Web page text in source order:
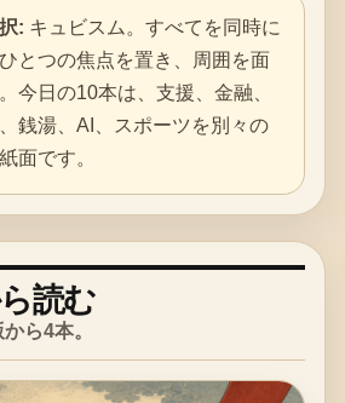
: キュビスム。すべてを同時に
とつの焦点を置き、周囲を面
今日の10本は、支援、金融、
銭湯、AI、スポーツを別々の
面です。
読む
ら4本。